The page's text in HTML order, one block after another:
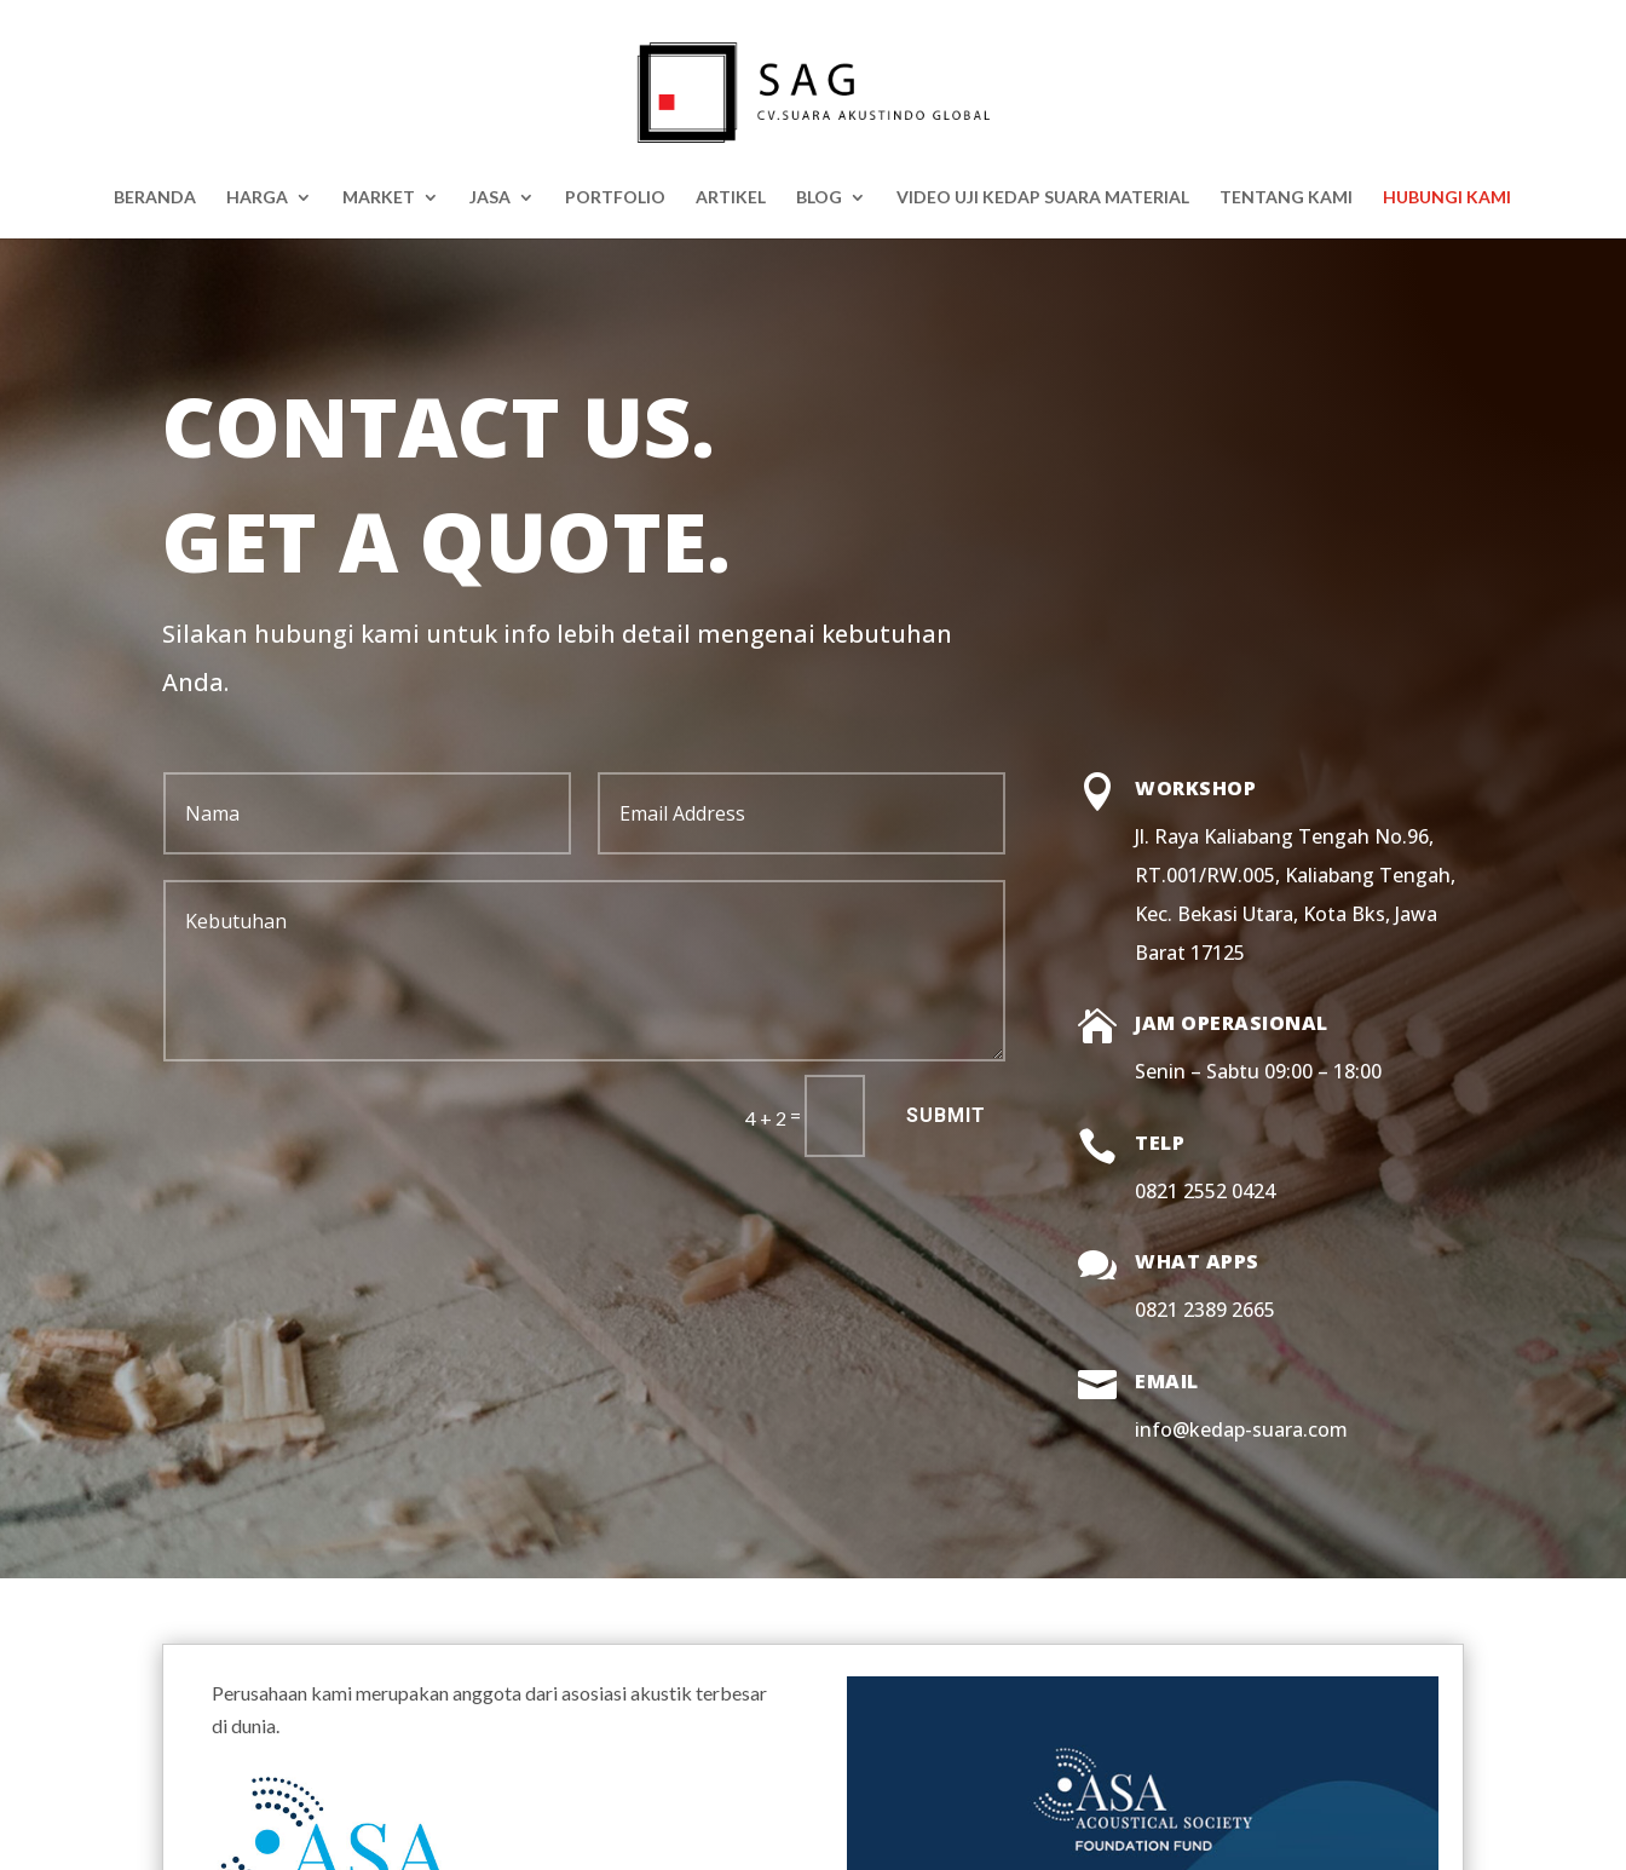
BERANDA HARGA MARKET JASA PORTFOLIO ARTIKEL BLOG VIDEO UJI KEDAP SUARA MATERIAL TENTANG KAMI HUBUNGI KAMI
CONTACT US.
GET A QUOTE.
Silakan hubungi kami untuk info lebih detail mengenai kebutuhan
Anda.
4 + 2 = SUBMIT

WORKSHOP
Jl. Raya Kaliabang Tengah No.96,
RT.001/RW.005, Kaliabang Tengah,
Kec. Bekasi Utara, Kota Bks, Jawa
Barat 17125

JAM OPERASIONAL
Senin – Sabtu 09:00 – 18:00

TELP
0821 2552 0424

WHAT APPS
0821 2389 2665

EMAIL
info@kedap-suara.com
Perusahaan kami merupakan anggota dari asosiasi akustik terbesar
di dunia.